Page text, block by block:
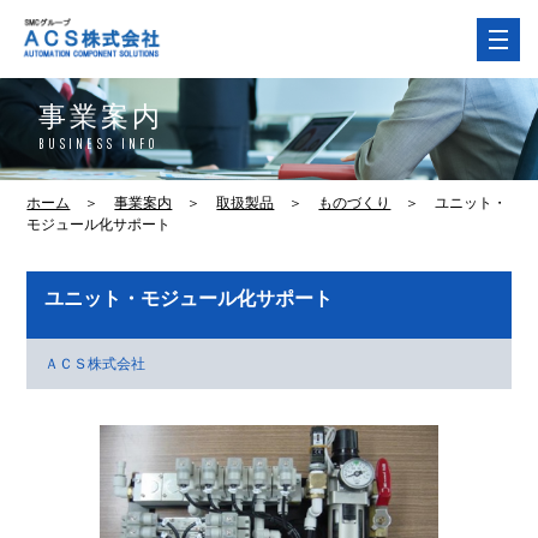
事業案内
BUSINESS INFO
ホーム ＞ 事業案内 ＞ 取扱製品 ＞ ものづくり ＞
ユニット・
モジュール化サポート
ユニット・モジュール化サポート
ＡＣＳ株式会社